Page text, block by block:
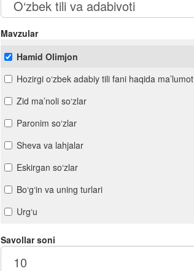
Mavzular
Hamid Olimjon
Hozirgi o‘zbek adabiy tili fani haqida ma’lumot
Zid ma’noli so‘zlar
Paronim so‘zlar
Sheva va lahjalar
Eskirgan so‘zlar
Bo‘g‘in va uning turlari
Urg‘u
Orfoepiya
Mustaqil so‘z turkumlari
Savollar soni